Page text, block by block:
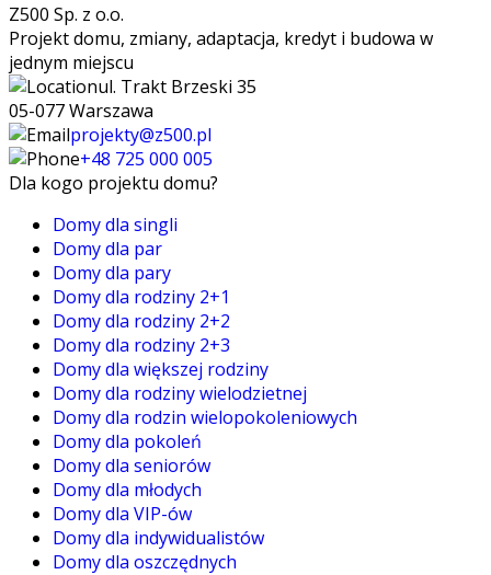
Z500 Sp. z o.o.
Projekt domu, zmiany, adaptacja, kredyt i budowa w
jednym miejscu
ul. Trakt Brzeski 35
05-077 Warszawa
projekty@z500.pl
+48 725 000 005
Dla kogo projektu domu?
Domy dla singli
Domy dla par
Domy dla pary
Domy dla rodziny 2+1
Domy dla rodziny 2+2
Domy dla rodziny 2+3
Domy dla większej rodziny
Domy dla rodziny wielodzietnej
Domy dla rodzin wielopokoleniowych
Domy dla pokoleń
Domy dla seniorów
Domy dla młodych
Domy dla VIP-ów
Domy dla indywidualistów
Domy dla oszczędnych